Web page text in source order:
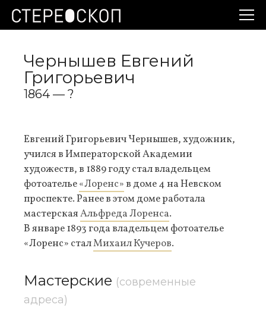
Чернышев Евгений
Григорьевич
1864 — ?
Евгений Григорьевич Чернышев, художник,
учился в Императорской Академии
художеств, в 1889 году стал владельцем
фотоателье«Лоренс» в доме 4 на Невском
проспекте. Ранее в этом доме работала
мастерскаяАльфреда Лоренса.
В январе 1893 года владельцем фотоателье
«Лоренс» сталМихаил Кучеров.
Мастерские (современные
адреса)